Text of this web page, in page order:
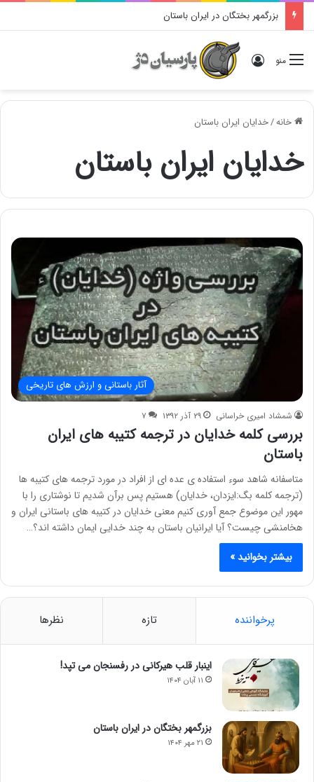
بزرگمهر بختگان در ایران باستان
منو ورود
خانه/خدایان ایران باستان
خدایان ایران باستان
آثار باستانی و ارزش های تاریخی
شمشاد امیری خراسانی ۲۹ آذر ۱۳۹۲ ۷
بررسی کلمه خدایان در ترجمه کتیبه های ایران
باستان
متاسفانه شاهد سوء استفاده ی عده ای از افراد در مورد ترجمه های کتیبه ها
(ترجمه کلمه بگ:ایزدان، خدایان) هستیم پس برآن شدیم تا نوشتاری را با
مهور این موضوع جمع آوری کنیم معنی خدایان در کتیبه های باستانی ایران و
هخامنشی چیست؟ آیا ایرانیان باستان به چند خدایی ایمان داشته اند؟…
بیشتر بخوانید »
پرخواننده تازه نظرها
اینبار قلب هیرکانی در رفسنجان می تپد!
۱۱ آبان ۱۴۰۴
بزرگمهر بختگان در ایران باستان
۲۱ مهر ۱۴۰۴